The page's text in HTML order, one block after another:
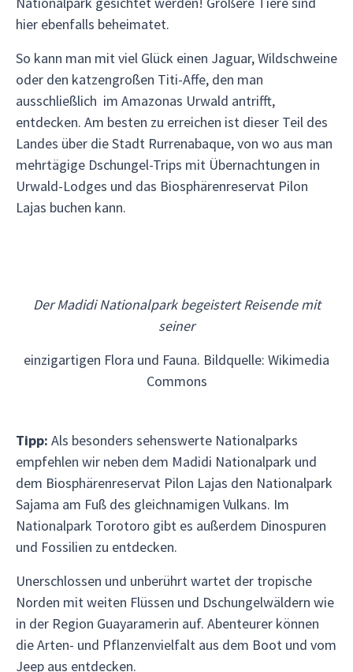
hier ebenfalls beheimatet.
So kann man mit viel Glück einen Jaguar, Wildschweine
oder den katzengroßen Titi-Affe, den man
ausschließlich im Amazonas Urwald antrifft,
entdecken. Am besten zu erreichen ist dieser Teil des
Landes über die Stadt Rurrenabaque, von wo aus man
mehrtägige Dschungel-Trips mit Übernachtungen in
Urwald-Lodges und das Biosphärenreservat Pilon
Lajas buchen kann.
Der Madidi Nationalpark begeistert Reisende mit
seiner
einzigartigen Flora und Fauna. Bildquelle: Wikimedia
Commons
Tipp: Als besonders sehenswerte Nationalparks
empfehlen wir neben dem Madidi Nationalpark und
dem Biosphärenreservat Pilon Lajas den Nationalpark
Sajama am Fuß des gleichnamigen Vulkans. Im
Nationalpark Torotoro gibt es außerdem Dinospuren
und Fossilien zu entdecken.
Unerschlossen und unberührt wartet der tropische
Norden mit weiten Flüssen und Dschungelwäldern wie
in der Region Guayaramerin auf. Abenteurer können
die Arten- und Pflanzenvielfalt aus dem Boot und vom
Jeep aus entdecken.